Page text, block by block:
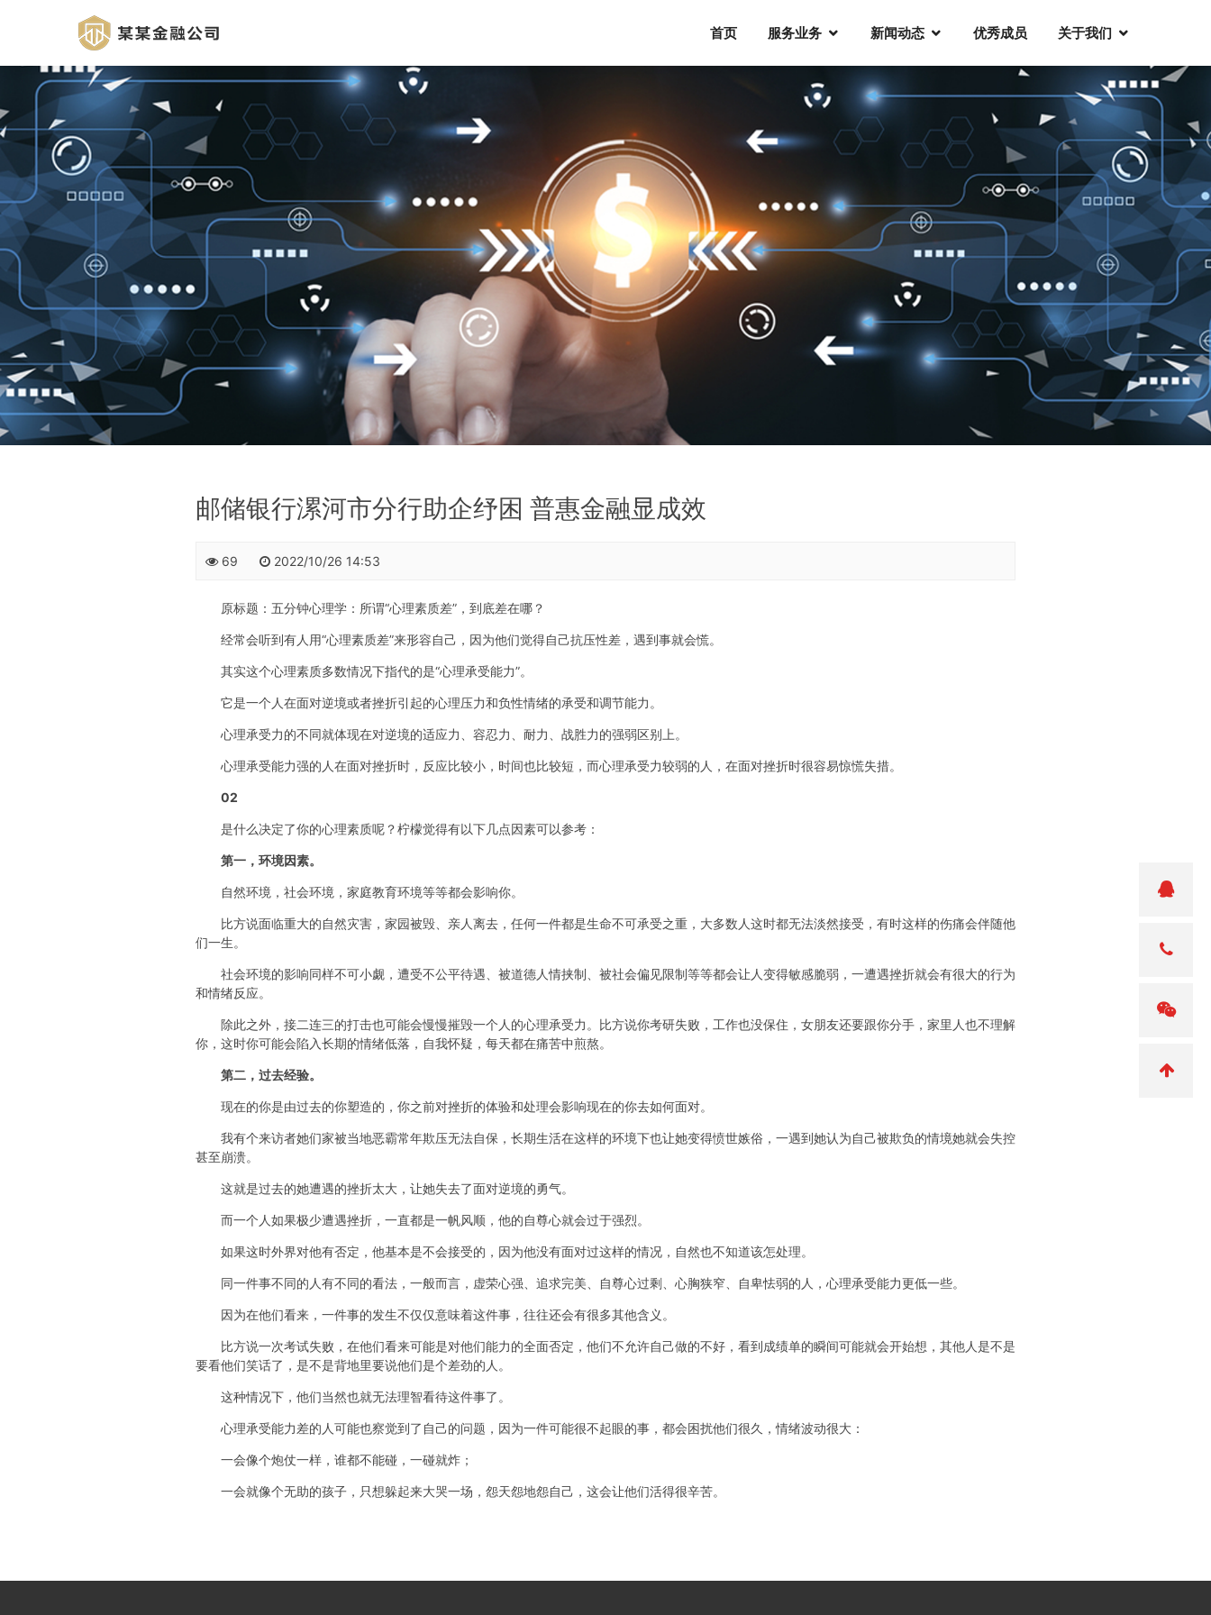
首页 服务业务 新闻动态 优秀成员 关于我们
邮储银行漯河市分行助企纾困 普惠金融显成效
69 2022/10/26 14:53
原标题：五分钟心理学：所谓“心理素质差”，到底差在哪？
经常会听到有人用“心理素质差”来形容自己，因为他们觉得自己抗压性差，遇到事就会慌。
其实这个心理素质多数情况下指代的是“心理承受能力”。
它是一个人在面对逆境或者挫折引起的心理压力和负性情绪的承受和调节能力。
心理承受力的不同就体现在对逆境的适应力、容忍力、耐力、战胜力的强弱区别上。
心理承受能力强的人在面对挫折时，反应比较小，时间也比较短，而心理承受力较弱的人，在面对挫折时很容易惊慌失措。
02
是什么决定了你的心理素质呢？柠檬觉得有以下几点因素可以参考：
第一，环境因素。
自然环境，社会环境，家庭教育环境等等都会影响你。
比方说面临重大的自然灾害，家园被毁、亲人离去，任何一件都是生命不可承受之重，大多数人这时都无法淡然接受，有时这样的伤痛会伴随他
们一生。
社会环境的影响同样不可小觑，遭受不公平待遇、被道德人情挟制、被社会偏见限制等等都会让人变得敏感脆弱，一遭遇挫折就会有很大的行为
和情绪反应。
除此之外，接二连三的打击也可能会慢慢摧毁一个人的心理承受力。比方说你考研失败，工作也没保住，女朋友还要跟你分手，家里人也不理解
你，这时你可能会陷入长期的情绪低落，自我怀疑，每天都在痛苦中煎熬。
第二，过去经验。
现在的你是由过去的你塑造的，你之前对挫折的体验和处理会影响现在的你去如何面对。
我有个来访者她们家被当地恶霸常年欺压无法自保，长期生活在这样的环境下也让她变得愤世嫉俗，一遇到她认为自己被欺负的情境她就会失控
甚至崩溃。
这就是过去的她遭遇的挫折太大，让她失去了面对逆境的勇气。
而一个人如果极少遭遇挫折，一直都是一帆风顺，他的自尊心就会过于强烈。
如果这时外界对他有否定，他基本是不会接受的，因为他没有面对过这样的情况，自然也不知道该怎处理。
同一件事不同的人有不同的看法，一般而言，虚荣心强、追求完美、自尊心过剩、心胸狭窄、自卑怯弱的人，心理承受能力更低一些。
因为在他们看来，一件事的发生不仅仅意味着这件事，往往还会有很多其他含义。
比方说一次考试失败，在他们看来可能是对他们能力的全面否定，他们不允许自己做的不好，看到成绩单的瞬间可能就会开始想，其他人是不是
要看他们笑话了，是不是背地里要说他们是个差劲的人。
这种情况下，他们当然也就无法理智看待这件事了。
心理承受能力差的人可能也察觉到了自己的问题，因为一件可能很不起眼的事，都会困扰他们很久，情绪波动很大：
一会像个炮仗一样，谁都不能碰，一碰就炸；
一会就像个无助的孩子，只想躲起来大哭一场，怨天怨地怨自己，这会让他们活得很辛苦。